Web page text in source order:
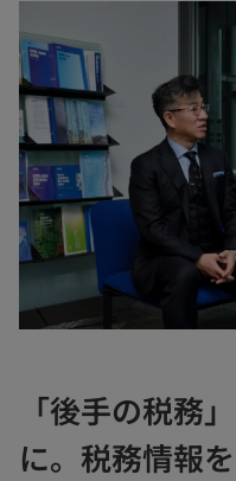
「後手の税務
に。税務情報